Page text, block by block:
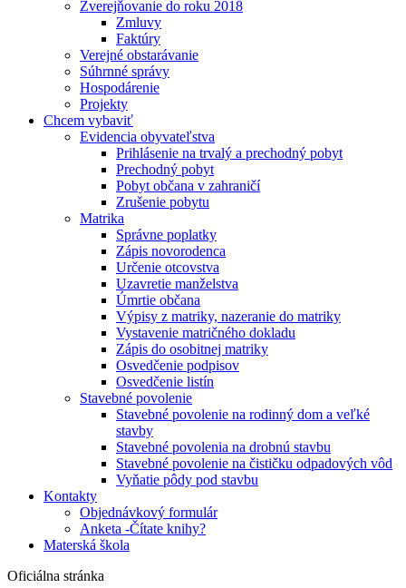
Zverejňovanie do roku 2018
Zmluvy
Faktúry
Verejné obstarávanie
Súhrnné správy
Hospodárenie
Projekty
Chcem vybaviť
Evidencia obyvateľstva
Prihlásenie na trvalý a prechodný pobyt
Prechodný pobyt
Pobyt občana v zahraničí
Zrušenie pobytu
Matrika
Správne poplatky
Zápis novorodenca
Určenie otcovstva
Uzavretie manželstva
Úmrtie občana
Výpisy z matriky, nazeranie do matriky
Vystavenie matričného dokladu
Zápis do osobitnej matriky
Osvedčenie podpisov
Osvedčenie listín
Stavebné povolenie
Stavebné povolenie na rodinný dom a veľké
stavby
Stavebné povolenia na drobnú stavbu
Stavebné povolenie na čističku odpadových vôd
Vyňatie pôdy pod stavbu
Kontakty
Objednávkový formulár
Anketa -Čítate knihy?
Materská škola
Oficiálna stránka